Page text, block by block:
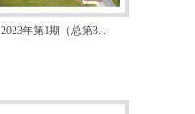
2023年第1期（总第3...